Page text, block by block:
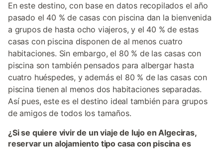
En este destino, con base en datos recopilados el año
pasado el 40 % de casas con piscina dan la bienvenida
a grupos de hasta ocho viajeros, y el 40 % de estas
casas con piscina disponen de al menos cuatro
habitaciones. Sin embargo, el 80 % de las casas con
piscina son también pensados para albergar hasta
cuatro huéspedes, y además el 80 % de las casas con
piscina tienen al menos dos habitaciones separadas.
Así pues, este es el destino ideal también para grupos
de amigos de todos los tamaños.
¿Si se quiere vivir de un viaje de lujo en Algeciras,
reservar un alojamiento tipo casa con piscina es